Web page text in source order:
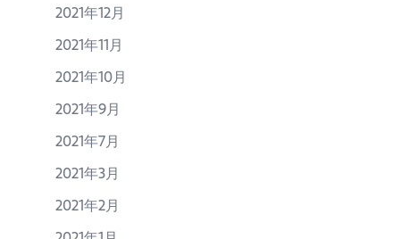
2021年12月
2021年11月
2021年10月
2021年9月
2021年7月
2021年3月
2021年2月